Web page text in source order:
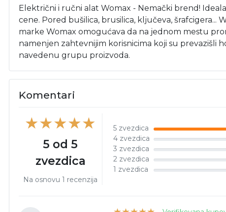
Električni i ručni alat Womax - Nemački brend!
cene. Pored bušilica, brusilica, ključeva,
marke Womax omogućava da na jednom mestu
namenjen zahtevnijim korisnicima koji su prevazišli
navedenu grupu proizvoda.
Komentari
5 od 5
zvezdica
Na osnovu 1 recenzija
5 zvezdica
4 zvezdica
3 zvezdica
2 zvezdica
1 zvezdica